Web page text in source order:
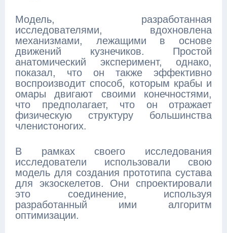
Модель, разработанная
исследователями, вдохновлена
механизмами, лежащими в основе
движений кузнечиков. Простой
анатомический эксперимент, однако,
показал, что он также эффективно
воспроизводит способ, которым крабы и
омары двигают своими конечностями,
что предполагает, что он отражает
физическую структуру большинства
членистоногих.
В рамках своего исследования
исследователи использовали свою
модель для создания прототипа сустава
для экзоскелетов. Они спроектировали
это соединение, используя
разработанный ими алгоритм
оптимизации.